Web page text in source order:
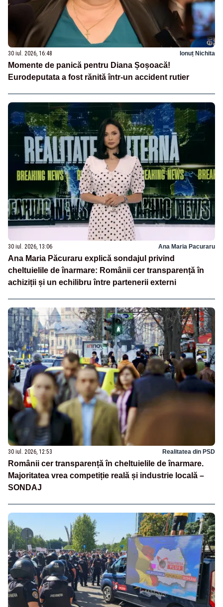
30 iul. 2026, 16:48 Ionuț Nichita
Momente de panică pentru Diana Șoșoacă!
Eurodeputata a fost rănită într-un accident rutier
30 iul. 2026, 13:06 Ana Maria Pacuraru
Ana Maria Păcuraru explică sondajul privind
cheltuielile de înarmare: Românii cer transparență în
achiziții și un echilibru între partenerii externi
30 iul. 2026, 12:53 Realitatea din PSD
Românii cer transparență în cheltuielile de înarmare.
Majoritatea vrea competiție reală și industrie locală –
SONDAJ